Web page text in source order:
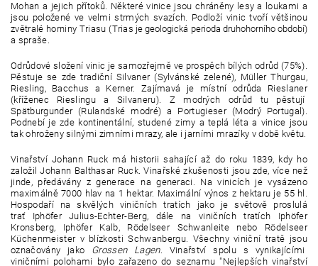
Mohan a jejich přítoků. Některé vinice jsou chráněny lesy a loukami a
jsou položené ve velmi strmých svazích. Podloží vinic tvoří většinou
zvětralé horniny Triasu (Trias je geologická perioda druhohorního období)
a spraše.
Odrůdové složení vinic je samozřejmě ve prospěch bílých odrůd (75%).
Pěstuje se zde tradiční Silvaner (Sylvánské zelené), Müller Thurgau,
Riesling, Bacchus a Kerner. Zajímavá je místní odrůda Rieslaner
(kříženec Rieslingu a Silvaneru). Z modrých odrůd tu pěstují
Spätburgunder (Rulandské modré) a Portugieser (Modrý Portugal).
Podnebí je zde kontinentální, studené zimy a teplá léta a vinice jsou
tak ohroženy silnými zimními mrazy, ale i jarními mrazíky v době květu.
Vinařství Johann Ruck má historii sahající až do roku 1839, kdy ho
založilJohann Balthasar Ruck. Vinařské zkušenosti jsou zde, více než
jinde, předávány z generace na generaci. Na vinicích je vysázeno
maximálně 7000 hlav na 1 hektar. Maximální výnos z hektaru je 55 hl.
Hospodaří na skvělých viničních tratích jako je světově proslulá
trať Iphöfer Julius-Echter-Berg, dále na viničních tratích Iphöfer
Kronsberg, Iphöfer Kalb, Rödelseer Schwanleite nebo Rödelseer
Küchenmeister v blízkosti Schwanbergu. Všechny viniční tratě jsou
označovány jako Grossen Lagen. Vinařství spolu s vynikajícími
viničními polohami bylo zařazeno do seznamu "Nejlepších vinařství